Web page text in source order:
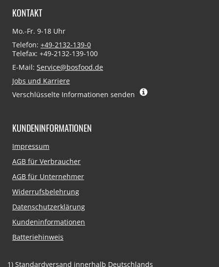
KONTAKT
Mo.-Fr. 9-18 Uhr
Telefon: +49-2132-139-0
Telefax: +49-2132-139-100
E-Mail: Service@bosfood.de
Jobs und Karriere
Verschlüsselte Informationen senden
KUNDENINFORMATIONEN
Navigation
Impressum
AGB für Verbraucher
AGB für Unternehmer
Widerrufsbelehrung
Datenschutzerklärung
Kundeninformationen
Batteriehinweis
1) Standardversand innerhalb Deutschlands